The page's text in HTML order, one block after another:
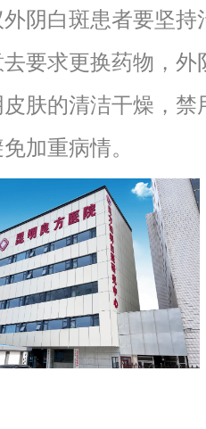
阴白斑患者要坚持
要求更换药物，外
肤的清洁干燥，禁
加重病情。